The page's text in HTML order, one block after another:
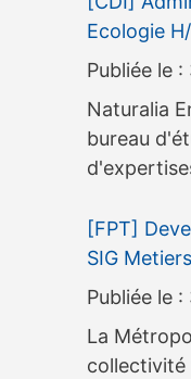
Ecologie
Naturalia
bureau
[FPT]
SIG
La